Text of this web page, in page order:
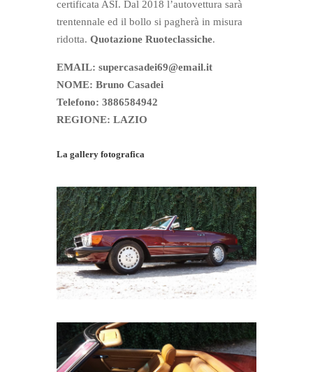
certificata ASI. Dal 2018 l’autovettura sarà
trentennale ed il bollo si pagherà in misura
ridotta. Quotazione Ruoteclassiche.
EMAIL: supercasadei69@email.it
NOME: Bruno Casadei
Telefono: 3886584942
REGIONE: LAZIO
La gallery fotografica